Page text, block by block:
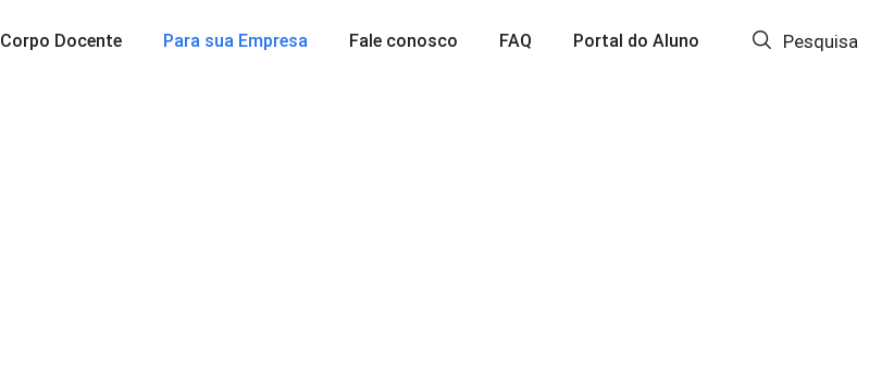
Corpo Docente Para sua Empresa Fale conosco FAQ Portal do Aluno Pesquisa